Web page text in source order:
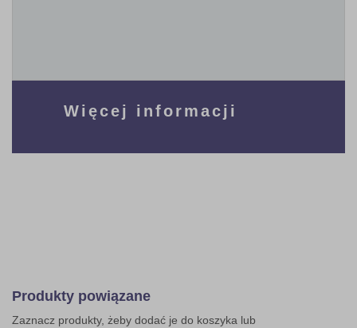
Więcej informacji
Produkty powiązane
Zaznacz produkty, żeby dodać je do koszyka lub